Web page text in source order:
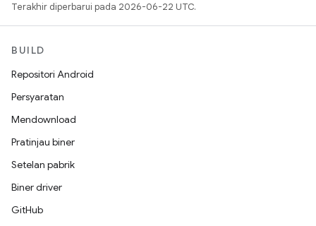
Terakhir diperbarui pada 2026-06-22 UTC.
BUILD
Repositori Android
Persyaratan
Mendownload
Pratinjau biner
Setelan pabrik
Biner driver
GitHub